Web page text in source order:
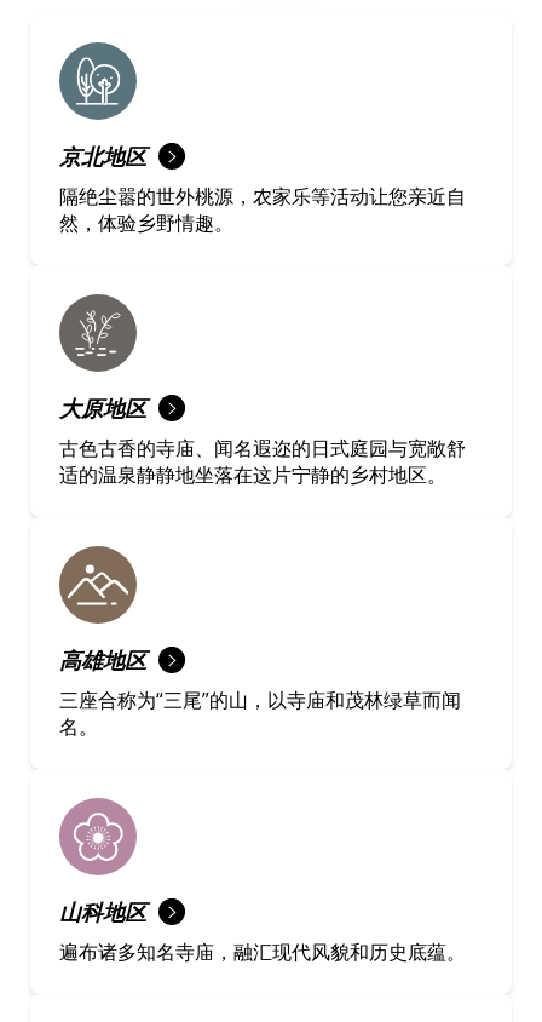
京北地区
隔绝尘嚣的世外桃源，农家乐等活动让您亲近自
然，体验乡野情趣。
大原地区
古色古香的寺庙、闻名遐迩的日式庭园与宽敞舒
适的温泉静静地坐落在这片宁静的乡村地区。
高雄地区
三座合称为“三尾”的山，以寺庙和茂林绿草而闻
名。
山科地区
遍布诸多知名寺庙，融汇现代风貌和历史底蕴。